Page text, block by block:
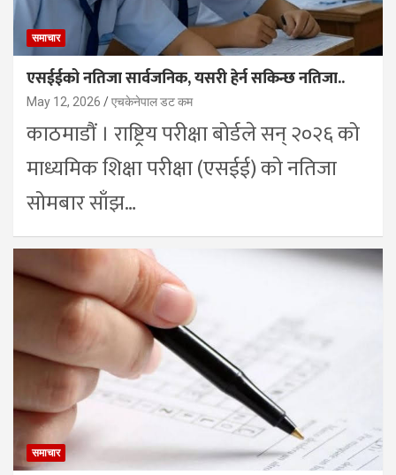
समाचार
एसईईको नतिजा सार्वजनिक, यसरी हेर्न सकिन्छ नतिजा..
May 12, 2026 एचकेनेपाल डट कम
काठमाडौं । राष्ट्रिय परीक्षा बोर्डले सन् २०२६ को
माध्यमिक शिक्षा परीक्षा (एसईई) को नतिजा
सोमबार साँझ…
समाचार